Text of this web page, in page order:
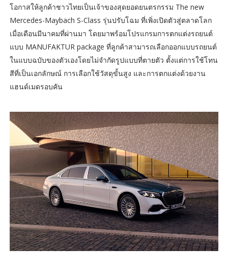
โอกาสให้ลูกค้าชาวไทยเป็นเจ้าของสุดยอดยนตรกรรม The new
Mercedes-Maybach S-Class รุ่นปรับโฉม ที่เพิ่งเปิดตัวสู่ตลาดโลก
เมื่อเดือนมีนาคมที่ผ่านมา โดยมาพร้อมโปรแกรมการตกแต่งรถยนต์
แบบ MANUFAKTUR package ที่ลูกค้าสามารถเลือกออกแบบรถยนต์
ในแบบฉบับของตัวเองโดยไม่จำกัดรูปแบบที่ตายตัว ตั้งแต่การใช้โทน
สีที่เป็นเอกลักษณ์ การเลือกใช้วัสดุขั้นสูง และการตกแต่งด้วยงาน
แฮนด์เมดรอบคัน